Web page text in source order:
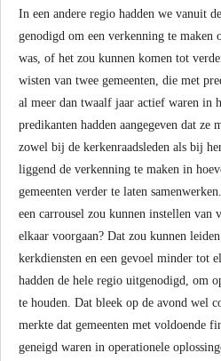
In een andere regio hadden we vanuit
genodigd om een verkenning te maken
was, of het zou kunnen komen tot
wisten van twee gemeenten, die met
al meer dan twaalf jaar actief waren in
predikanten hadden aangegeven dat ze
zowel bij de kerkenraadsleden als bij
liggend de verkenning te maken in
gemeenten verder te laten
een carrousel zou kunnen instellen van
elkaar voorgaan? Dat zou kunnen
kerkdiensten en een gevoel minder tot
hadden de hele regio uitgenodigd, om
te houden. Dat bleek op de avond wel
merkte dat gemeenten met voldoende
geneigd waren in operationele